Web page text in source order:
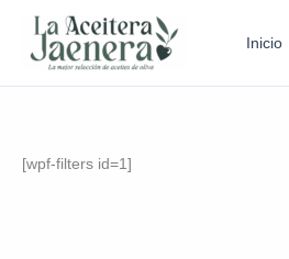
Inicio
[wpf-filters id=1]